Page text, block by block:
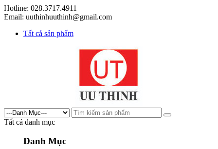
Hotline: 028.3717.4911
Email: uuthinhuuthinh@gmail.com
Tất cả sản phẩm
Tất cả danh mục
Danh Mục